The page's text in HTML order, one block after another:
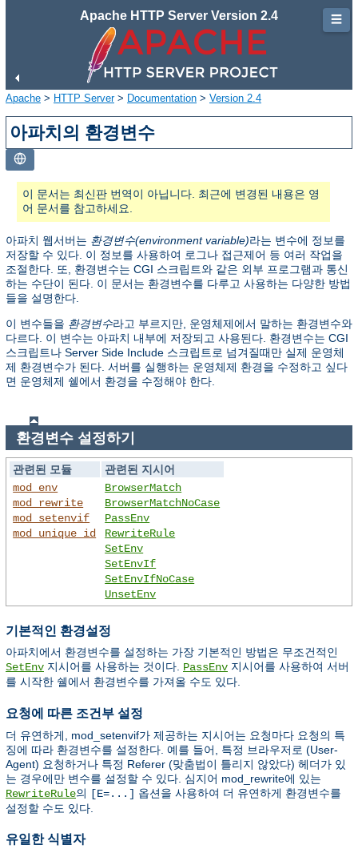
Apache HTTP Server Version 2.4
Apache > HTTP Server> Documentation > Version 2.4
아파치의 환경변수
이 문서는 최신판 번역이 아닙니다. 최근에 변경된 내용은 영
어 문서를 참고하세요.
아파치 웹서버는 환경변수(environment variable)라는 변수에 정보를
저장할 수 있다. 이 정보를 사용하여 로그나 접근제어 등 여러 작업을
조절한다. 또, 환경변수는 CGI 스크립트와 같은 외부 프로그램과 통신
하는 수단이 된다. 이 문서는 환경변수를 다루고 사용하는 다양한 방법
들을 설명한다.
이 변수들을 환경변수라고 부르지만, 운영체제에서 말하는 환경변수와
다르다. 이 변수는 아파치 내부에 저장되고 사용된다. 환경변수는 CGI
스크립트나 Server Side Include 스크립트로 넘겨질때만 실제 운영체
제 환경변수가 된다. 서버를 실행하는 운영체제 환경을 수정하고 싶다
면 운영체제 쉘에서 환경을 수정해야 한다.
환경변수 설정하기
관련된 모듈
관련된 지시어
mod_env
mod_rewrite
mod_setenvif
mod_unique_id
BrowserMatch
BrowserMatchNoCase
PassEnv
RewriteRule
SetEnv
SetEnvIf
SetEnvIfNoCase
UnsetEnv
기본적인 환경설정
아파치에서 환경변수를 설정하는 가장 기본적인 방법은 무조건적인
SetEnv 지시어를 사용하는 것이다. PassEnv 지시어를 사용하여 서버
를 시작한 쉘에서 환경변수를 가져올 수도 있다.
요청에 따른 조건부 설정
더 유연하게, mod_setenvif가 제공하는 지시어는 요청마다 요청의 특
징에 따라 환경변수를 설정한다. 예를 들어, 특정 브라우저로 (User-
Agent) 요청하거나 특정 Referer (맞춤법이 틀리지 않았다) 헤더가 있
는 경우에만 변수를 설정할 수 있다. 심지어 mod_rewrite에 있는
RewriteRule의 [E=...] 옵션을 사용하여 더 유연하게 환경변수를
설정할 수도 있다.
유일한 식별자
☰